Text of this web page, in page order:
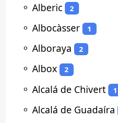
⚬ Alberic 2
⚬ Albocàsser 1
⚬ Alboraya 2
⚬ Albox 2
⚬ Alcalá de Chivert 1
⚬ Alcalá de Guadaíra